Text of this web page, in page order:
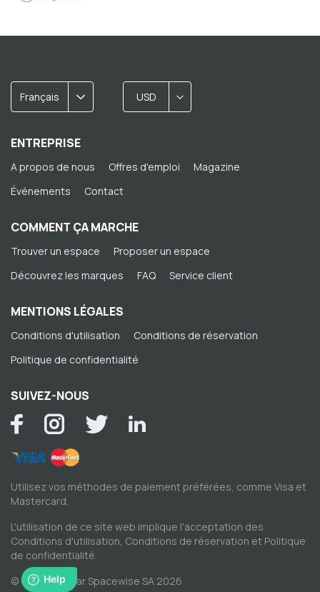
Français USD
ENTREPRISE
A propos de nous Offres d'emploi
Magazine
Événements
Contact
COMMENT ÇA MARCHE
Trouver un espace
Proposer un espace
Découvrez les marques
FAQ Service client
MENTIONS LÉGALES
Conditions d'utilisation
Conditions de réservation
Politique de confidentialité
SUIVEZ-NOUS
Utilisez vos méthodes de paiement préférées, comme Visa et
Mastercard.
L'utilisation de ce site web implique l'acceptation des
Conditions d'utilisation, Conditions de réservation et Politique
de confidentialité.
© Copyright par Spacewise SA 2026